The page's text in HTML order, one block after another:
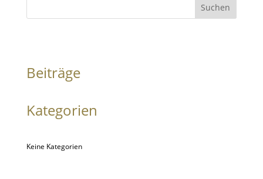
Suchen
Beiträge
Kategorien
Keine Kategorien